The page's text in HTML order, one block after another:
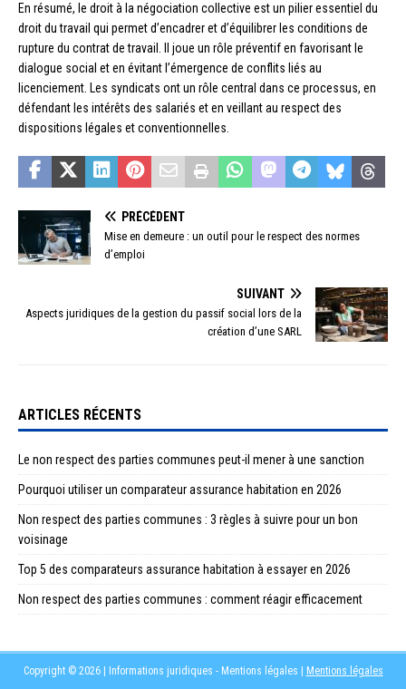
En résumé, le droit à la négociation collective est un pilier essentiel du
droit du travail qui permet d’encadrer et d’équilibrer les conditions de
rupture du contrat de travail. Il joue un rôle préventif en favorisant le
dialogue social et en évitant l’émergence de conflits liés au
licenciement. Les syndicats ont un rôle central dans ce processus, en
défendant les intérêts des salariés et en veillant au respect des
dispositions légales et conventionnelles.
PRÉCÉDENT
Mise en demeure : un outil pour le respect des normes
d’emploi
SUIVANT
Aspects juridiques de la gestion du passif social lors de la
création d’une SARL
ARTICLES RÉCENTS
Le non respect des parties communes peut-il mener à une sanction
Pourquoi utiliser un comparateur assurance habitation en 2026
Non respect des parties communes : 3 règles à suivre pour un bon
voisinage
Top 5 des comparateurs assurance habitation à essayer en 2026
Non respect des parties communes : comment réagir efficacement
Copyright © 2026 | Informations juridiques - Mentions légales Mentions légales